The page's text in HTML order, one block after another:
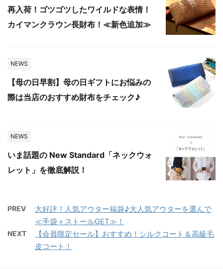
再入荷！ゴツゴツしたワイルドな表情！
カイマンクラウン長財布！≪新色追加≫
NEWS
【母の日早割】母の日ギフトにお悩みの
際は当店のおすすめ財布をチェック♪
NEWS
いま話題の New Standard「ネックウォ
レット」を徹底解説！
PREV
大好評！人気アウター福袋♪大人気アウターを選んで
≪手袋＋ストールGET≫！
NEXT
【会員限定セール】おすすめ！シルクコート＆高級毛
皮コート！